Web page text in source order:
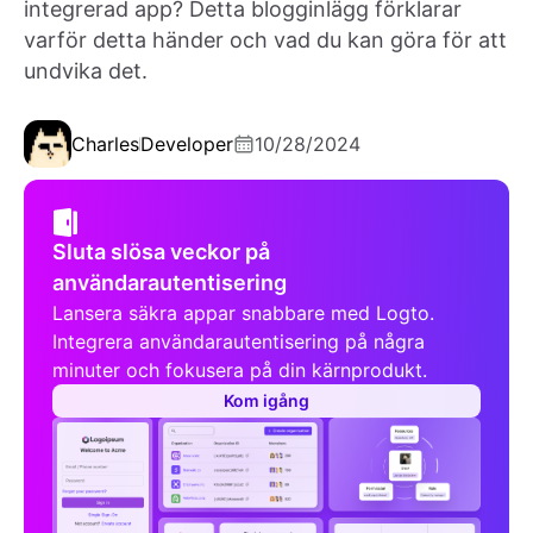
integrerad app? Detta blogginlägg förklarar
varför detta händer och vad du kan göra för att
undvika det.
CharlesDeveloper 10/28/2024
Sluta slösa veckor på
användarautentisering
Lansera säkra appar snabbare med Logto.
Integrera användarautentisering på några
minuter och fokusera på din kärnprodukt.
Kom igång